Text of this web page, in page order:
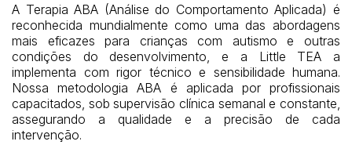
A Terapia ABA (Análise do Comportamento Aplicada) é
reconhecida mundialmente como uma das abordagens
mais eficazes para crianças com autismo e outras
condições do desenvolvimento, e a Little TEA a
implementa com rigor técnico e sensibilidade humana.
Nossa metodologia ABA é aplicada por profissionais
capacitados, sob supervisão clínica semanal e constante,
assegurando a qualidade e a precisão de cada
intervenção.